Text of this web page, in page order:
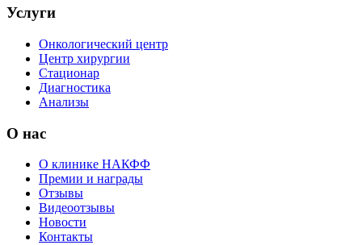
Услуги
Онкологический центр
Центр хирургии
Стационар
Диагностика
Анализы
О нас
О клинике НАКФФ
Премии и награды
Отзывы
Видеоотзывы
Новости
Контакты